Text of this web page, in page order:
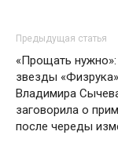
Предыдущая статья
«Прощать
звезды «Физрука»
Владимира
заговорила о
после череды